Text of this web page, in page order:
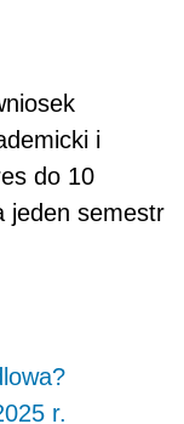
i
do 10
jeden semestr
r.